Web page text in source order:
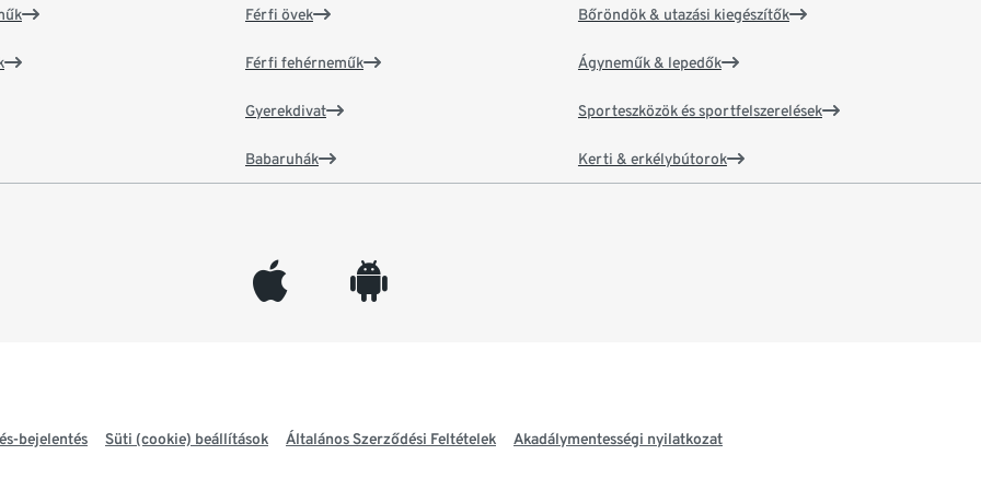
Férfi övek
Férfi fehérneműk
Gyerekdivat
Babaruhák
Bőröndök & utazási kiegészítők
Ágyneműk & lepedők
Sporteszközök és sportfelszerelések
Kerti & erkélybútorok
appleinc android
bejelentés Süti (cookie) beállítások Általános Szerződési Feltételek Akadálymentességi nyilatkozat